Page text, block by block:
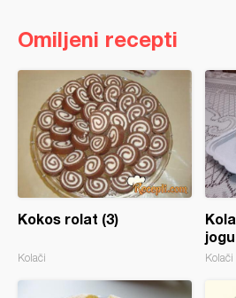
Omiljeni recepti
Kokos rolat (3)
Kolači Kolači